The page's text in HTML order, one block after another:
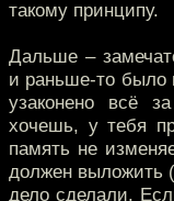
такому принципу.
Дальше –
и раньше-то было
узаконено всё
хочешь, у тебя
память не
должен выложить
дело сделали.